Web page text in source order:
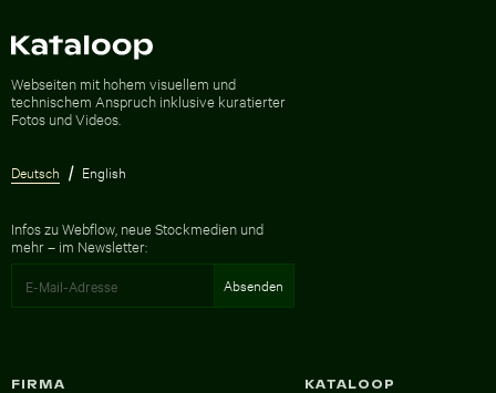
Webseiten mit hohem visuellem und
technischem Anspruch inklusive kuratierter
Fotos und Videos.
Deutsch English
Infos zu Webflow, neue Stockmedien und
mehr – im Newsletter:
KATALOOP
FIRMA